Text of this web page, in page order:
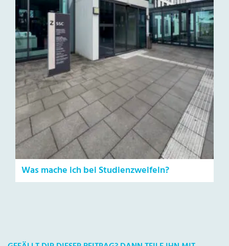
Was mache ich bei Studienzweifeln?